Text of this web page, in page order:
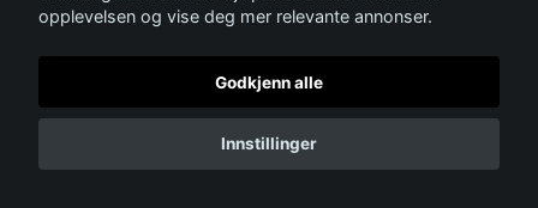
til 2 x
adapter
hun
(Lilla for
tastatur
)
(sort)
W,
lading
opplevelsen og vise deg mer relevante annonser.
Godkjenn alle
Innstillinger